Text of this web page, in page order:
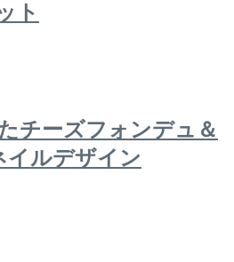
ト
チーズフォンデュ＆
イルデザイン